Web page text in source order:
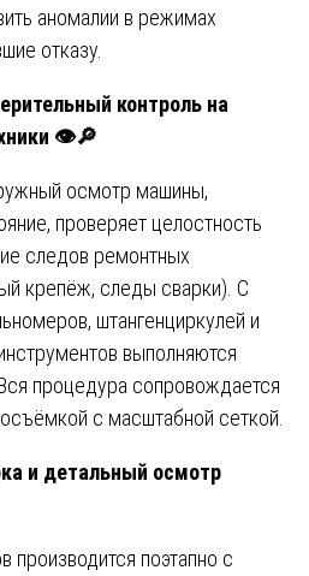
аномалии в режимах
отказу.
контроль на
👁️🔎
осмотр машины,
проверяет целостность
следов ремонтных
крепёж, следы сварки). С
штангенциркулей и
выполняются
процедура сопровождается
с масштабной сеткой.
и детальный осмотр
производится поэтапно с